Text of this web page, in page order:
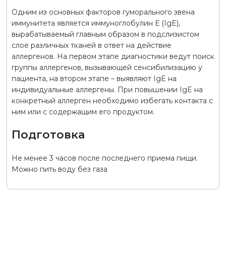
Одним из основных факторов гуморального звена
иммунитета является иммуноглобулин Е (IgE),
вырабатываемый главным образом в подслизистом
слое различных тканей в ответ на действие
аллергенов. На первом этапе диагностики ведут поиск
группы аллергенов, вызывающей сенсибилизацию у
пациента, на втором этапе – выявляют IgE на
индивидуальные аллергены. При повышении IgE на
конкретный аллерген необходимо избегать контакта с
ним или с содержащим его продуктом.
Подготовка
Не менее 3 часов после последнего приема пищи.
Можно пить воду без газа